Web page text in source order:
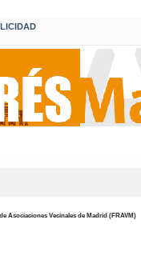
Asociaciones Vecinales de Madrid (FRAVM)